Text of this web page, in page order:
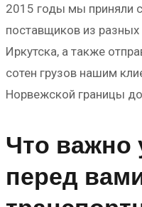
2015 годы мы приняли
поставщиков из
Иркутска, а также
сотен грузов нашим
Норвежской границы до
Что важно
перед